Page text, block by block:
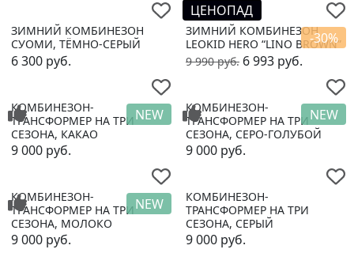
ЗИМНИЙ КОМБИНЕЗОН
СУОМИ, ТЁМНО-СЕРЫЙ
6 300 руб.
-30%
ЦЕНОПАД
ЗИМНИЙ КОМБИНЕЗОН
LEOKID HERO “LINO BROWN”
9 990руб. 6 993 руб.
NEW
КОМБИНЕЗОН-
ТРАНСФОРМЕР НА ТРИ
СЕЗОНА, КАКАО
9 000 руб.
NEW
КОМБИНЕЗОН-
ТРАНСФОРМЕР НА ТРИ
СЕЗОНА, CЕРО-ГОЛУБОЙ
9 000 руб.
NEW
КОМБИНЕЗОН-
ТРАНСФОРМЕР НА ТРИ
СЕЗОНА, МОЛОКО
9 000 руб.
КОМБИНЕЗОН-
ТРАНСФОРМЕР НА ТРИ
СЕЗОНА, СЕРЫЙ
9 000 руб.